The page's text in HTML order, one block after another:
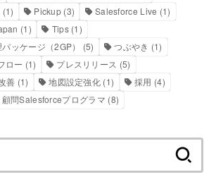
(1) Pickup (3) Salesforce Live (1)
(1) Tips(1)
ッケージ（2GP）
(5) つぶやき (1)
ロー (1) プレスリリース (5)
善 (1) 地図設定強化 (1) 採用 (4)
顧問Salesforceプログラマ (8)
索: